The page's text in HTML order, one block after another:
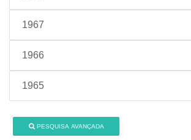
1967
1966
1965
PESQUISA AVANÇADA